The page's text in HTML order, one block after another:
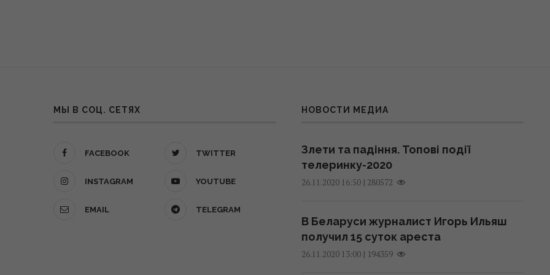
МЫ В СОЦ. СЕТЯХ
FACEBOOK TWITTER
INSTAGRAM YOUTUBE
EMAIL TELEGRAM
НОВОСТИ МЕДИА
Злети та падіння. Топові події
телеринку-2020
26.11.2020 16:50| 280572
В Беларуси журналист Игорь Ильяш
получил 15 суток ареста
26.11.2020 13:00| 194359